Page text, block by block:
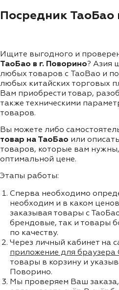
Посредник ТаоБао
Ищите выгодного и
ТаоБао в г. Поворино? Азия
любых товаров с TaoBao и
любых китайских торговых
Вам приобрести товар,
также техническими
товаров.
Вы можете либо
товар на ТаоБао или
товаров, которые вам
оптимальной цене.
Этапы работы:
Сперва необходимо
необходим и в каком
заказывая товары с
брендовые, так и товары
по качеству.
Через личный кабинет на
приложение для браузера
товары в корзину и
Поворино.
Мы проверяем Ваш заказа,